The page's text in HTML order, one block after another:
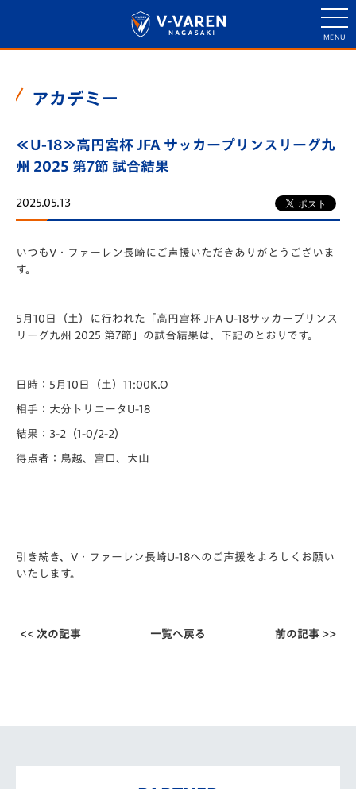
アカデミー
≪U-18≫高円宮杯 JFA サッカープリンスリーグ九
州 2025 第7節 試合結果
2025.05.13
いつもV・ファーレン長崎にご声援いただきありがとうございま
す。
5月10日（土）に行われた「️高円宮杯 JFA U-18サッカープリンス
リーグ九州 2025 第7節」の試合結果は、下記のとおりです。
日時：5月10日（土）11:00K.O
相手：大分トリニータU-18
結果：3-2（1-0/2-2）
得点者：鳥越、宮口、大山
引き続き、V・ファーレン長崎U-18へのご声援をよろしくお願い
いたします。
<< 次の記事 一覧へ戻る 前の記事 >>